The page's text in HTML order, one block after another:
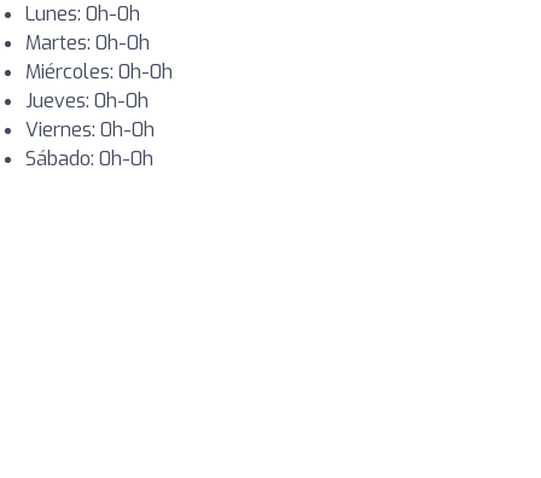
Lunes: 0h-0h
Martes: 0h-0h
Miércoles: 0h-0h
Jueves: 0h-0h
Viernes: 0h-0h
Sábado: 0h-0h